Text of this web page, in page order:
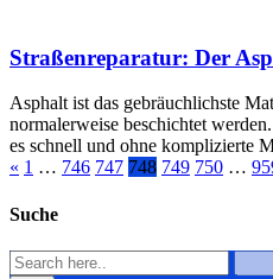
Straßenreparatur: Der
Asphalt ist das gebräuchlichste
normalerweise beschichtet
es schnell und ohne komplizierte
« 1 … 746 747 748 749 750 …
Suche